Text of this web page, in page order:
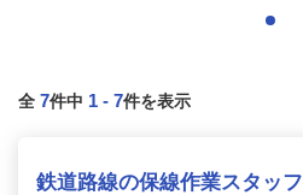
全 7件中 1 - 7件を表示
鉄道路線の保線作業スタッフ